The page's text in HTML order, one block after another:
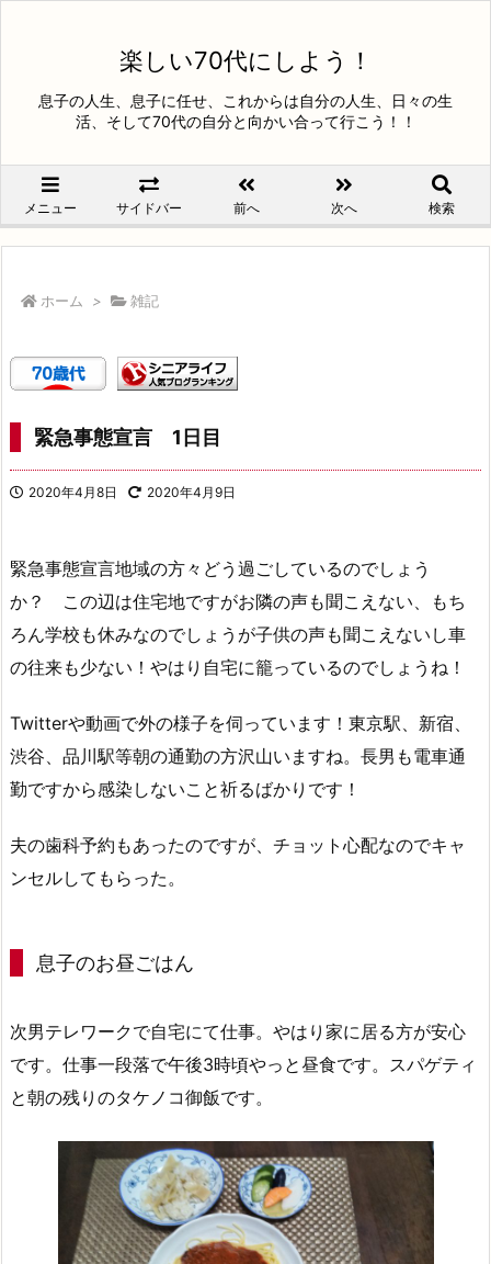
楽しい70代にしよう！
息子の人生、息子に任せ、これからは自分の人生、日々の生
活、そして70代の自分と向かい合って行こう！！
メニュー サイドバー 前へ 次へ 検索
ホーム > 雑記
緊急事態宣言 1日目
2020年4月8日 2020年4月9日
緊急事態宣言地域の方々どう過ごしているのでしょう
か？ この辺は住宅地ですがお隣の声も聞こえない、もち
ろん学校も休みなのでしょうが子供の声も聞こえないし車
の往来も少ない！やはり自宅に籠っているのでしょうね！
Twitterや動画で外の様子を伺っています！東京駅、新宿、
渋谷、品川駅等朝の通勤の方沢山いますね。長男も電車通
勤ですから感染しないこと祈るばかりです！
夫の歯科予約もあったのですが、チョット心配なのでキャ
ンセルしてもらった。
息子のお昼ごはん
次男テレワークで自宅にて仕事。やはり家に居る方が安心
です。仕事一段落で午後3時頃やっと昼食です。スパゲティ
と朝の残りのタケノコ御飯です。